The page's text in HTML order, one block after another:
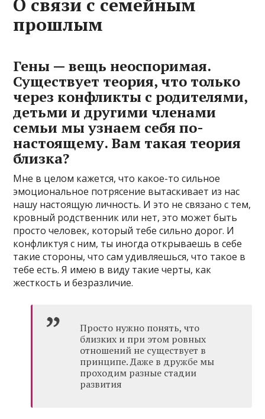
О связи с семейным
прошлым
Гены — вещь неоспоримая.
Существует теория, что только
через конфликты с родителями,
детьми и другими членами
семьи мы узнаем себя по-
настоящему. Вам такая теория
близка?
Мне в целом кажется, что какое-то сильное
эмоциональное потрясение вытаскивает из нас
нашу настоящую личность. И это не связано с тем,
кровный родственник или нет, это может быть
просто человек, который тебе сильно дорог. И
конфликтуя с ним, ты иногда открываешь в себе
такие стороны, что сам удивляешься, что такое в
тебе есть. Я имею в виду такие черты, как
жесткость и безразличие.
Просто нужно понять, что
близких и при этом ровных
отношений не существует в
принципе. Даже в дружбе мы
проходим разные стадии
развития